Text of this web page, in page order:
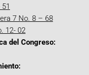
7 No. 8 – 68
12- 02
del Congreso: